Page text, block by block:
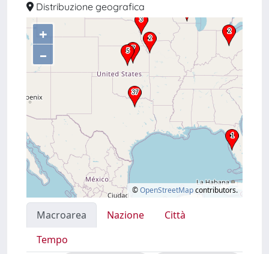
Distribuzione geografica
+
–
©OpenStreetMapcontributors.
Macroarea Nazione
Città
Tempo